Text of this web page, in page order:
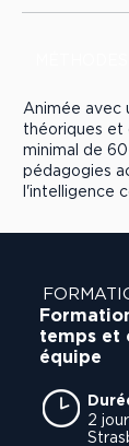
Animée avec
théoriques et
minimal de
pédagogies
l'intelligence
temps et
équipe
2